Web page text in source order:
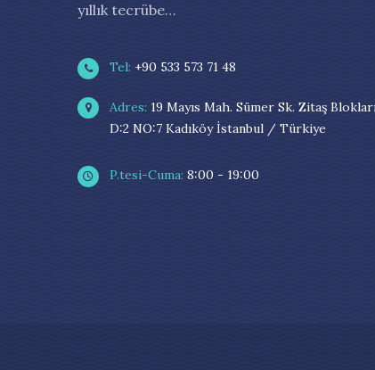
yıllık tecrübe…
Tel: +90 533 573 71 48
Adres: 19 Mayıs Mah. Sümer Sk. Zitaş
D:2 NO:7 Kadıköy İstanbul / Türkiye
P.tesi-Cuma: 8:00 - 19:00